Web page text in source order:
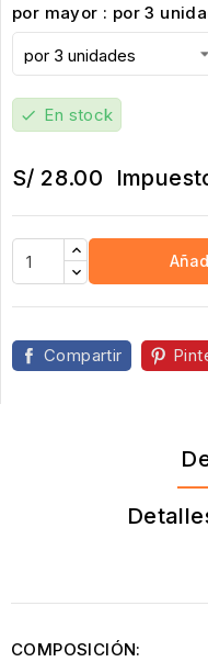
por mayor : por 3
check En stock
S/ 28.00
Compartir
COMPOSICIÓN: